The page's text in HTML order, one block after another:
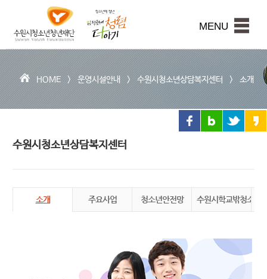
본문내용 바로가기
시
청
소
년
청
년
재
단
MENU
HOME >운영시설안내>수원시청소년상담복지센터>소개
수원시청소년상담복지센터
소개 주요사업 청소년안전망 수원시학교밖청소년